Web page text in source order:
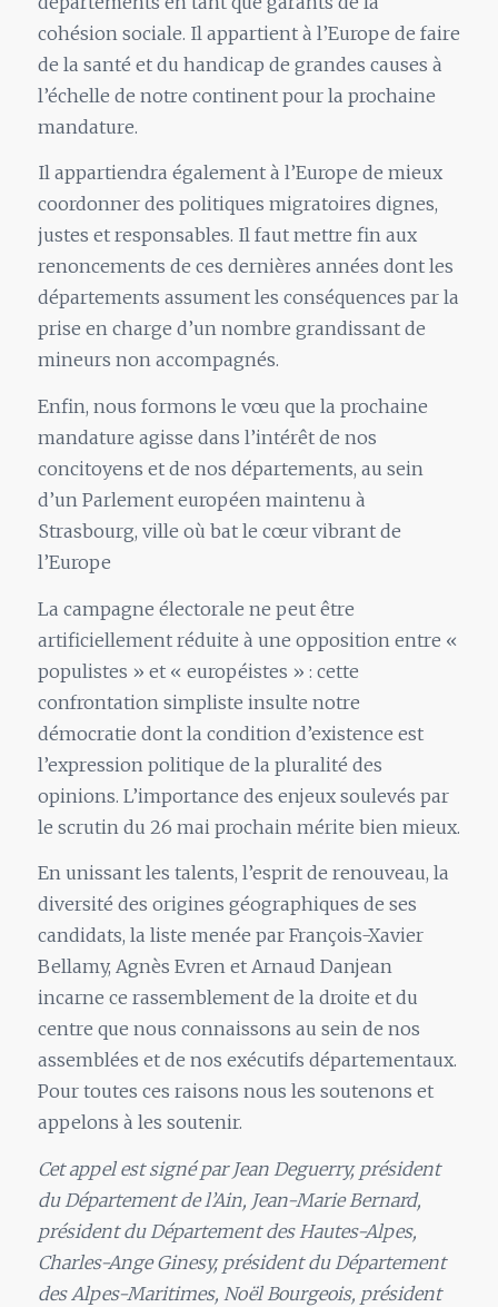
cohésion sociale. Il appartient à l’Europe de faire
de la santé et du handicap de grandes causes à
l’échelle de notre continent pour la prochaine
mandature.
Il appartiendra également à l’Europe de mieux
coordonner des politiques migratoires dignes,
justes et responsables. Il faut mettre fin aux
renoncements de ces dernières années dont les
départements assument les conséquences par la
prise en charge d’un nombre grandissant de
mineurs non accompagnés.
Enfin, nous formons le vœu que la prochaine
mandature agisse dans l’intérêt de nos
concitoyens et de nos départements, au sein
d’un Parlement européen maintenu à
Strasbourg, ville où bat le cœur vibrant de
l’Europe
La campagne électorale ne peut être
artificiellement réduite à une opposition entre «
populistes » et « européistes » : cette
confrontation simpliste insulte notre
démocratie dont la condition d’existence est
l’expression politique de la pluralité des
opinions. L’importance des enjeux soulevés par
le scrutin du 26 mai prochain mérite bien mieux.
En unissant les talents, l’esprit de renouveau, la
diversité des origines géographiques de ses
candidats, la liste menée par François-Xavier
Bellamy, Agnès Evren et Arnaud Danjean
incarne ce rassemblement de la droite et du
centre que nous connaissons au sein de nos
assemblées et de nos exécutifs départementaux.
Pour toutes ces raisons nous les soutenons et
appelons à les soutenir.
Cet appel est signé par Jean Deguerry, président
du Département de l’Ain, Jean-Marie Bernard,
président du Département des Hautes-Alpes,
Charles-Ange Ginesy, président du Département
des Alpes-Maritimes, Noël Bourgeois, président